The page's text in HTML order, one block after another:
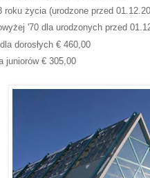
roku życia (urodzone przed
'70 dla urodzonych przed
dorosłych € 460,00
juniorów € 305,00